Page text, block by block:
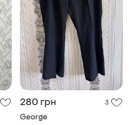
280 грн 3
George